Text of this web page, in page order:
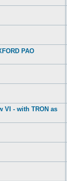
PAO
VI - with TRON as